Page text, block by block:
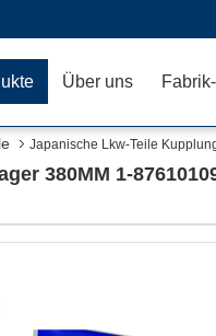
Über uns
Japanische Lkw-Teile
380MM 1-